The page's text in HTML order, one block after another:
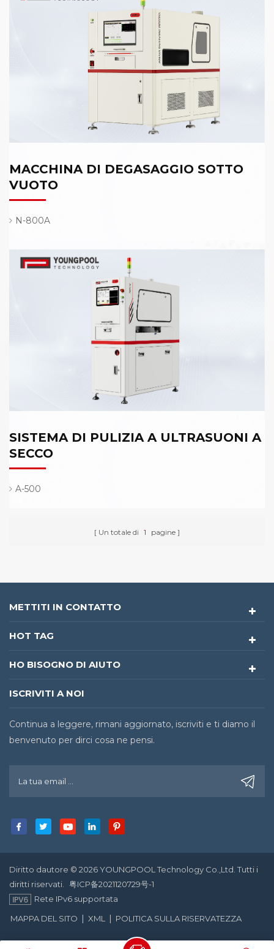
MACCHINA DI DEGASAGGIO SOTTO
VUOTO
N-800A
SISTEMA DI PULIZIA A ULTRASUONI A
SECCO
A-500
Un totale di 1 pagine
METTITI IN CONTATTO
HOT TAG
HO BISOGNO DI AIUTO
ISCRIVITI A NOI
Continua a leggere, rimani aggiornato, iscriviti e ti diamo il
benvenuto per dirci cosa ne pensi.
Diritto dautore © 2026 YOUNGPOOL Technology Co.,Ltd. Tutti i
diritti riservati.
粤ICP备2021120729号-1
Rete IPv6 supportata
MAPPA DEL SITO | XML | POLITICA SULLA RISERVATEZZA